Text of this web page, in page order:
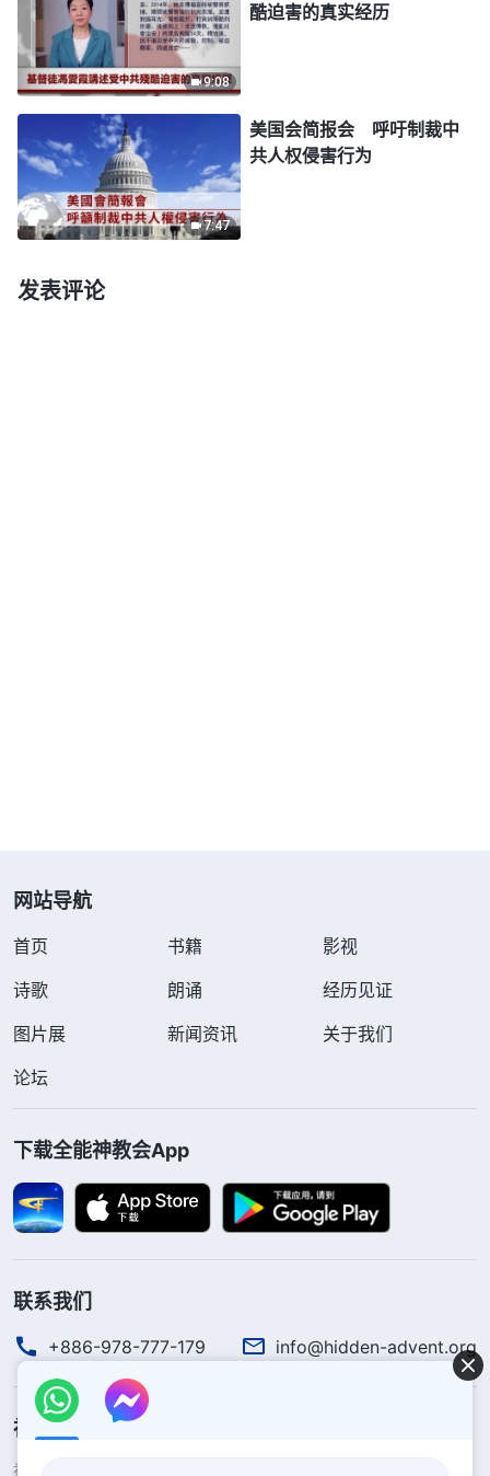
9:08
酷迫害的真实经历
7:47
美国会简报会 呼吁制裁中
共人权侵害行为
发表评论
网站导航
首页 书籍
影视
诗歌
朗诵
经历见证
图片展
新闻资讯
关于我们
论坛
下载全能神教会App
联系我们
+886-978-777-179 info@hidden-advent.org
神的国度降临了
神的国度已经降临在人间！你想进入神的国度吗？